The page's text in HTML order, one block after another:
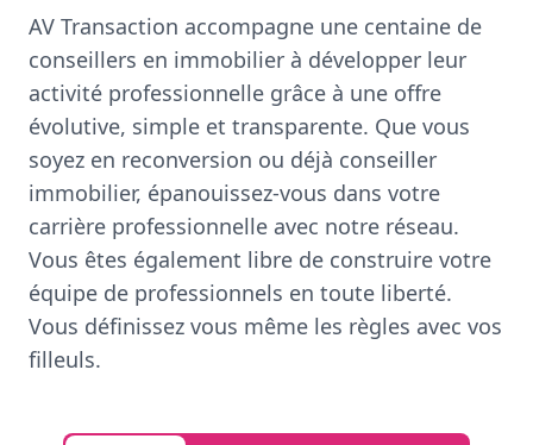
AV Transaction accompagne une centaine de
conseillers en immobilier à développer leur
activité professionnelle grâce à une offre
évolutive, simple et transparente. Que vous
soyez en reconversion ou déjà conseiller
immobilier, épanouissez-vous dans votre
carrière professionnelle avec notre réseau.
Vous êtes également libre de construire votre
équipe de professionnels en toute liberté.
Vous définissez vous même les règles avec vos
filleuls.